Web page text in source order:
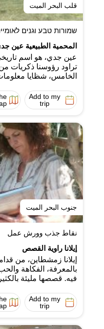
قلب البحر الميت
שמורות טבע וגנים
المحمية الطبيعية عين
عين جدي، هو اسم
تراود رؤوسنا ذكريات
الخامس، شظايا
Add to my
trip
جنوب البحر الميت
نقاط جذب وورش عمل
إيلانا راوية القصص
إيلانا زمشطاين، من
بالمعرفة، الفكاهة
فيه. قصصها مليئة
Add to my
trip